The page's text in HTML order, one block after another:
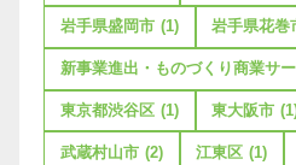
岩手県盛岡市 (1) 岩手県花巻
新事業進出・ものづくり商業サ
東京都渋谷区 (1) 東大阪市
武蔵村山市 (2) 江東区 (1)